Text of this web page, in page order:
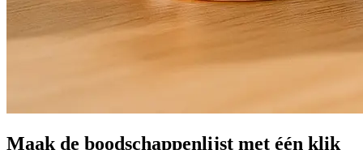
Maak de boodschappenlijst met één klik